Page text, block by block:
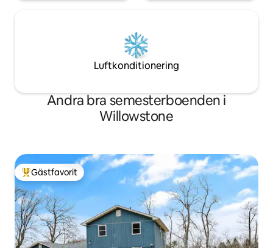
Luftkonditionering
Andra bra semesterboenden i
Willowstone
Populär gästfavorit
Gästfavorit